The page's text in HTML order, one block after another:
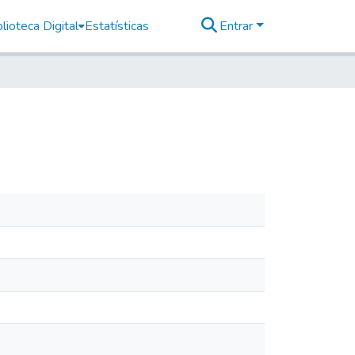
Digital Estatísticas Entrar